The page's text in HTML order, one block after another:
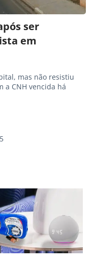
ser
em
mas não resistiu
a CNH vencida há
5